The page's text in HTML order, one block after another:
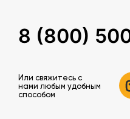
8 (800)
Или свяжитесь c
нами любым удобным
способом